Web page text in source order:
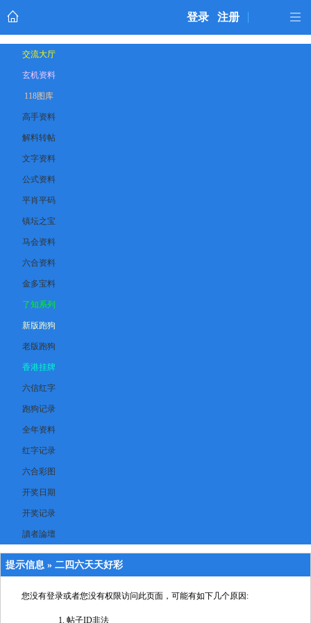
登录 注册
交流大厅
玄机资料
118图库
高手资料
解料转帖
文字资料
公式资料
平肖平码
镇坛之宝
马会资料
六合资料
金多宝料
了知系列
新版跑狗
老版跑狗
香港挂牌
六信红字
跑狗记录
全年资料
红字记录
六合彩图
开奖日期
开奖记录
讀者論壇
提示信息 » 二四六天天好彩
您没有登录或者您没有权限访问此页面，可能有如下几个原因:
帖子ID非法